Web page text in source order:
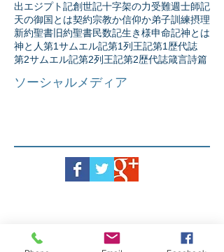
出エジプト記創世記十字架の力受難週士師記
天の御国とは契約宗教か信仰か弟子訓練摂理
新約聖書 旧約聖書民数記生き様申命記神とは
神と人第1サムエル記第1列王記第1歴代誌
第2サムエル記第2列王記第2歴代誌箴言詩篇
ソーシャルメディア